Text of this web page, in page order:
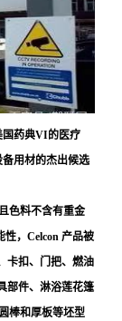
国药典VI的医疗
备用材的杰出候选
色料不含有重金
，Celcon 产品被
卡扣、门把、燃油
部件、淋浴莲花篷
棒和厚板等坯型